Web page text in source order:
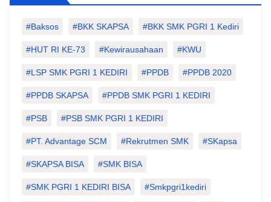
#Baksos #BKK SKAPSA #BKK SMK PGRI 1 Kediri
#HUT RI KE-73 #kewirausahaan #KWU
#LSP SMK PGRI 1 KEDIRI #PPDB #PPDB 2020
#PPDB SKAPSA #PPDB SMK PGRI 1 KEDIRI
#PSB #PSB SMK PGRI 1 KEDIRI
#PT. Advantage SCM #Rekrutmen SMK #SKapsa
#SKAPSA BISA #SMK BISA
#SMK PGRI 1 KEDIRI BISA #smkpgri1kediri